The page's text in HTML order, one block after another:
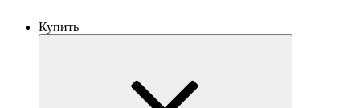
Купить